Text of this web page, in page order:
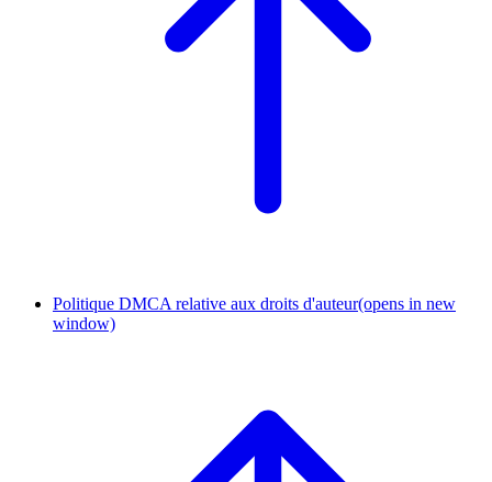
Politique DMCA relative aux droits d'auteur(opens in new
window)